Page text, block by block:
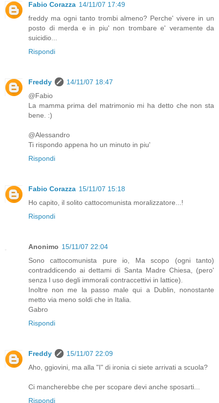
Fabio Corazza 14/11/07 17:49
freddy ma ogni tanto trombi almeno? Perche' vivere in un
posto di merda e in piu' non trombare e' veramente da
suicidio...
Rispondi
Freddy
14/11/07 18:47
@Fabio
La mamma prima del matrimonio mi ha detto che non sta
bene. :)
@Alessandro
Ti rispondo appena ho un minuto in piu'
Rispondi
Fabio Corazza 15/11/07 15:18
Ho capito, il solito cattocomunista moralizzatore...!
Rispondi
Anonimo 15/11/07 22:04
Sono cattocomunista pure io, Ma scopo (ogni tanto)
contraddicendo ai dettami di Santa Madre Chiesa, (pero'
senza l uso degli immorali contraccettivi in lattice).
Inoltre non me la passo male qui a Dublin, nonostante
metto via meno soldi che in Italia.
Gabro
Rispondi
Freddy
15/11/07 22:09
Aho, ggiovini, ma alla "I" di ironia ci siete arrivati a scuola?
Ci mancherebbe che per scopare devi anche sposarti...
Rispondi